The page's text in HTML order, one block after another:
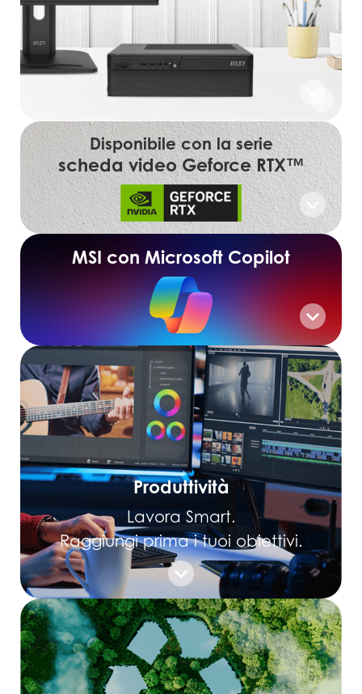
Disponibile con la serie
scheda video Geforce RTX™
MSI con Microsoft Copilot
Produttività
Lavora Smart.
Raggiungi prima i tuoi obiettivi.